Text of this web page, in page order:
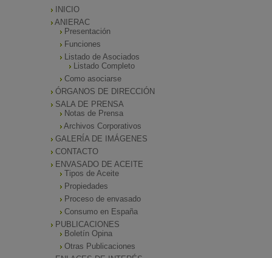
INICIO
ANIERAC
Presentación
Funciones
Listado de Asociados
Listado Completo
Como asociarse
ÓRGANOS DE DIRECCIÓN
SALA DE PRENSA
Notas de Prensa
Archivos Corporativos
GALERÍA DE IMÁGENES
CONTACTO
ENVASADO DE ACEITE
Tipos de Aceite
Propiedades
Proceso de envasado
Consumo en España
PUBLICACIONES
Boletín Opina
Otras Publicaciones